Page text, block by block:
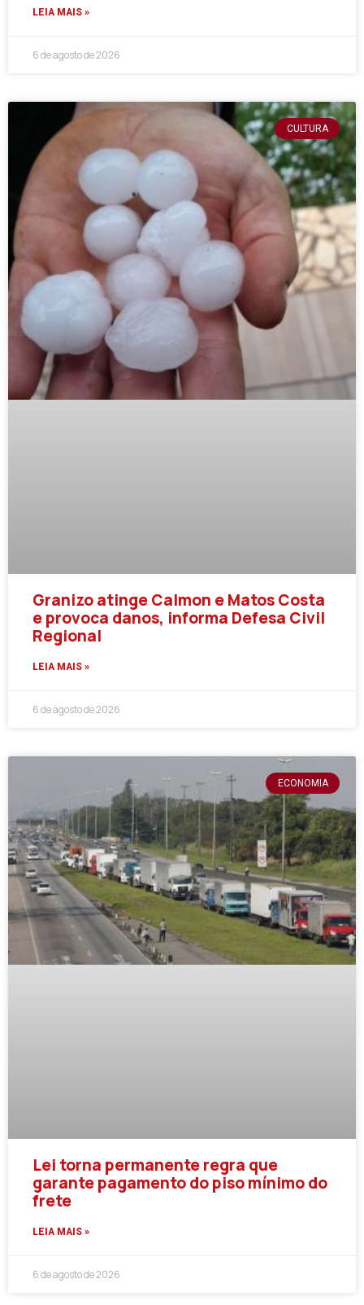
LEIA MAIS »
6 de agosto de 2026
CULTURA
Granizo atinge Calmon e Matos Costa
e provoca danos, informa Defesa Civil
Regional
LEIA MAIS »
6 de agosto de 2026
ECONOMIA
Lei torna permanente regra que
garante pagamento do piso mínimo do
frete
LEIA MAIS »
6 de agosto de 2026